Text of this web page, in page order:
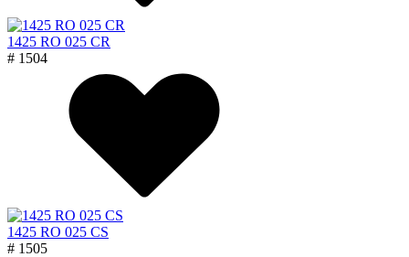
1425 RO 025 CR
# 1504
1425 RO 025 CS
# 1505